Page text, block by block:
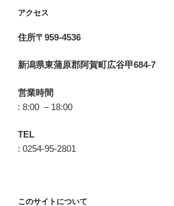
アクセス
住所〒959-4536
新潟県東蒲原郡阿賀町広谷甲684-7
営業時間
: 8:00 – 18:00
TEL
: 0254-95-2801
このサイトについて